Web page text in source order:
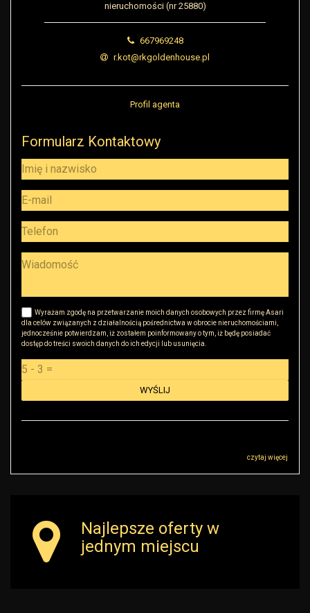
nieruchomości (nr 25880)
667969248
r.kot@rkgoldenhouse.pl
Profil agenta
Formularz Kontaktowy
Wyrażam zgodę na przetwarzanie moich danych osobowych przez firmę Asari
dla celów związanych z działalnością pośrednictwa w obrocie nieruchomościami,
jednocześnie potwierdzam, iż zostałem poinformowany o tym, iż będę posiadać
dostęp do treści swoich danych do ich edycji lub usunięcia.
czytaj więcej
Najlepsze oferty w
jednym miejscu